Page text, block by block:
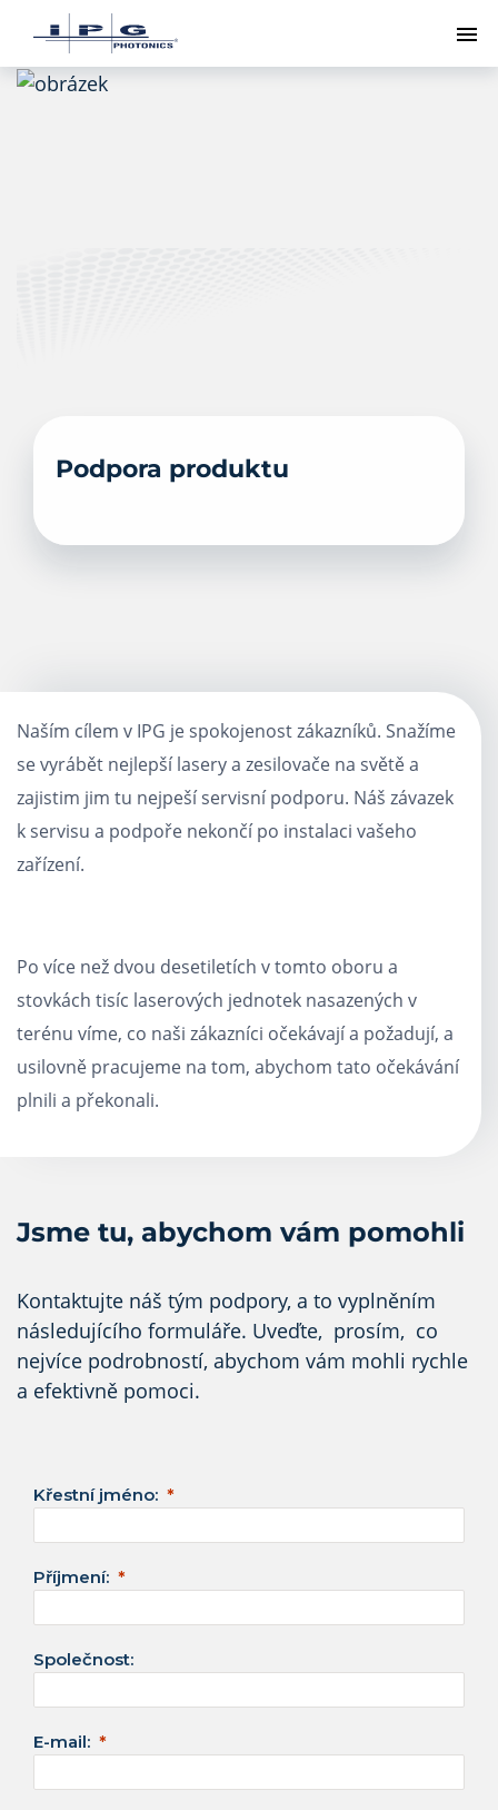
Podpora produktu
Naším cílem v IPG je spokojenost zákazníků. Snažíme
se vyrábět nejlepší lasery a zesilovače na světě a
zajistim jim tu nejpeší servisní podporu. Náš závazek
k servisu a podpoře nekončí po instalaci vašeho
zařízení.
Po více než dvou desetiletích v tomto oboru a
stovkách tisíc laserových jednotek nasazených v
terénu víme, co naši zákazníci očekávají a požadují, a
usilovně pracujeme na tom, abychom tato očekávání
plnili a překonali.
Jsme tu, abychom vám pomohli
Kontaktujte náš tým podpory, a to vyplněním
následujícího formuláře. Uveďte, prosím, co
nejvíce podrobností, abychom vám mohli rychle
a efektivně pomoci.
Křestní jméno:
Příjmení:
Společnost:
E-mail: